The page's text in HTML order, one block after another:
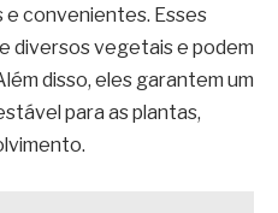
e convenientes. Esses
diversos vegetais e podem
disso, eles garantem um
para as plantas,